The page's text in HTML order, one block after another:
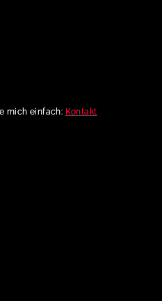
mich einfach: Kontakt